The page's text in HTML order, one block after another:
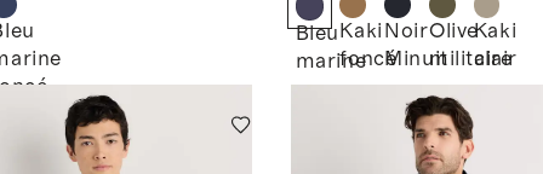
Bleu
marine
Kaki
foncé
Noir
Minuit
Olive
militaire
Kaki
clair